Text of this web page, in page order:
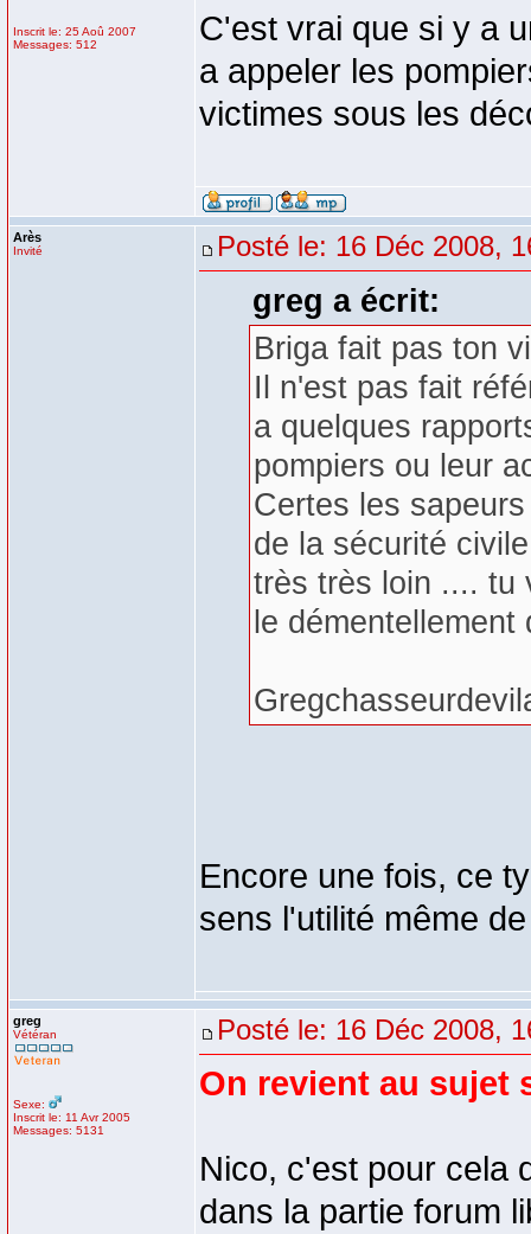
Inscrit le: 25 Aoû 2007
Messages: 512
C'est vrai que si y a
a appeler les
victimes sous les
Arès
Invité Posté le: 16 Déc 2008,
greg a écrit:
Briga fait pas ton
Il n'est pas fait
a quelques
pompiers ou leur
Certes les
de la sécurité
très très loin .... tu
le
Encore une fois, ce
sens l'utilité même
greg
Vétéran
Sexe:
Inscrit le: 11 Avr 2005
Messages: 5131
Posté le: 16 Déc 2008,
On revient au
Nico, c'est pour cela
dans la partie forum